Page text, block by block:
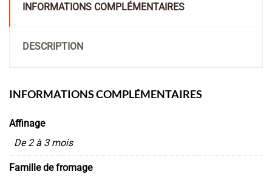
INFORMATIONS COMPLÉMENTAIRES
DESCRIPTION
INFORMATIONS COMPLÉMENTAIRES
Affinage
De 2 à 3 mois
Famille de fromage